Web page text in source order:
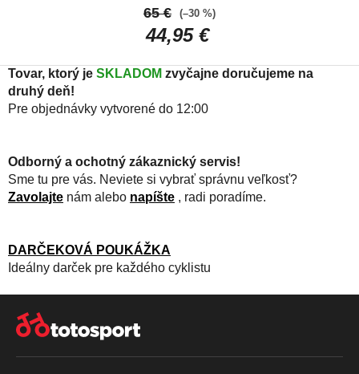
Tovar, ktorý je SKLADOM zvyčajne doručujeme na
druhý deň!
Pre objednávky vytvorené do 12:00
Odborný a ochotný zákaznický servis!
Sme tu pre vás. Neviete si vybrať správnu veľkosť?
Zavolajte nám alebo napíšte , radi poradíme.
DARČEKOVÁ POUKÁŽKA
Ideálny darček pre každého cyklistu
funkčná bielizeň do
chladnejších
podmienok
44,95 €
65 € (–30 %)